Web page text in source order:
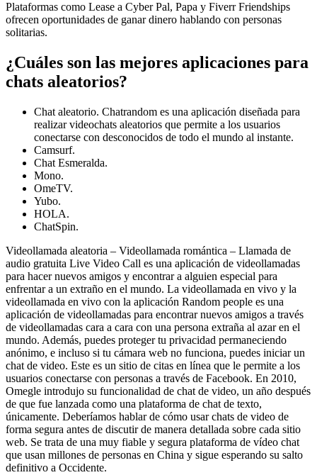
Plataformas como Lease a Cyber ​​Pal, Papa y Fiverr Friendships
ofrecen oportunidades de ganar dinero hablando con personas
solitarias.
¿Cuáles son las mejores aplicaciones para
chats aleatorios?
Chat aleatorio. Chatrandom es una aplicación diseñada para
realizar videochats aleatorios que permite a los usuarios
conectarse con desconocidos de todo el mundo al instante.
Camsurf.
Chat Esmeralda.
Mono.
OmeTV.
Yubo.
HOLA.
ChatSpin.
Videollamada aleatoria – Videollamada romántica – Llamada de
audio gratuita Live Video Call es una aplicación de videollamadas
para hacer nuevos amigos y encontrar a alguien especial para
enfrentar a un extraño en el mundo. La videollamada en vivo y la
videollamada en vivo con la aplicación Random people es una
aplicación de videollamadas para encontrar nuevos amigos a través
de videollamadas cara a cara con una persona extraña al azar en el
mundo. Además, puedes proteger tu privacidad permaneciendo
anónimo, e incluso si tu cámara web no funciona, puedes iniciar un
chat de video. Este es un sitio de citas en línea que le permite a los
usuarios conectarse con personas a través de Facebook. En 2010,
Omegle introdujo su funcionalidad de chat de video, un año después
de que fue lanzada como una plataforma de chat de texto,
únicamente. Deberíamos hablar de cómo usar chats de video de
forma segura antes de discutir de manera detallada sobre cada sitio
web. Se trata de una muy fiable y segura plataforma de vídeo chat
que usan millones de personas en China y sigue esperando su salto
definitivo a Occidente.